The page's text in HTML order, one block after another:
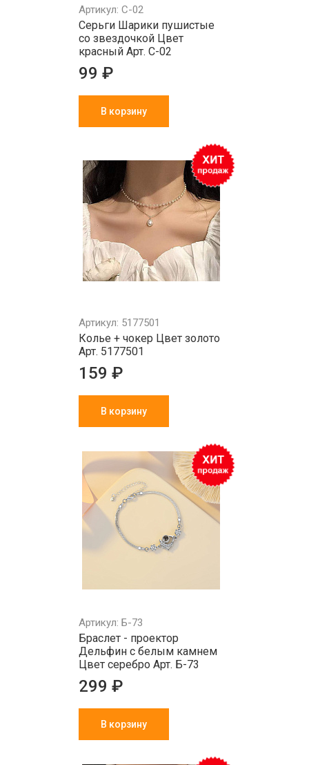
Артикул: С-02
Серьги Шарики пушистые
со звездочкой Цвет
красный Арт. С-02
99 ₽
В корзину
Артикул: 5177501
Колье + чокер Цвет золото
Арт. 5177501
159 ₽
В корзину
Артикул: Б-73
Браслет - проектор
Дельфин с белым камнем
Цвет серебро Арт. Б-73
299 ₽
В корзину